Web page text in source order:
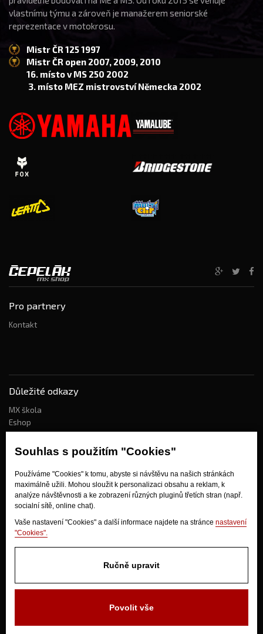
Souhlas s použitím "Cookies"
Používáme "Cookies" k tomu, abyste si návštěvu na našich stránkách
maximálně užili. Mohou sloužit k personalizaci obsahu a reklam, k
analýze návštěvnosti a ke zobrazení různých pluginů třetích stran (např.
socialní sítě, online chat).
Vaše nastavení "Cookies" a další informace najdete na stránce nastavení
"Cookies".
Ručně upravit
Povolit vše
vlastnímu týmu a zároveň je manažerem seniorské
reprezentace v motokrosu.
Mistr ČR 125 1997
Mistr ČR open 2007, 2009, 2010
16. místo v MS 250 2002
3. místo MEZ mistrovství Německa 2002
Pro partnery
Kontakt
Důležité odkazy
MX škola
Eshop
Kdo jsme?
Jak nakupovat?
Obchodní podmínky
Doprava
Odstoupení od kupní smlouvy
280 02 Kolín